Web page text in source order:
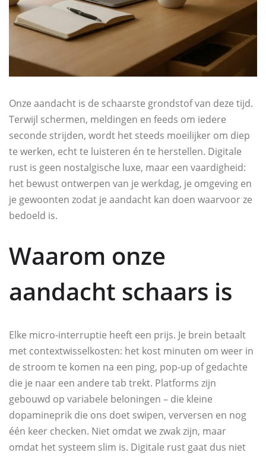
Onze aandacht is de schaarste grondstof van deze tijd.
Terwijl schermen, meldingen en feeds om iedere
seconde strijden, wordt het steeds moeilijker om diep
te werken, echt te luisteren én te herstellen. Digitale
rust is geen nostalgische luxe, maar een vaardigheid:
het bewust ontwerpen van je werkdag, je omgeving en
je gewoonten zodat je aandacht kan doen waarvoor ze
bedoeld is.
Waarom onze
aandacht schaars is
Elke micro-interruptie heeft een prijs. Je brein betaalt
met contextwisselkosten: het kost minuten om weer in
de stroom te komen na een ping, pop-up of gedachte
die je naar een andere tab trekt. Platforms zijn
gebouwd op variabele beloningen – die kleine
dopamineprik die ons doet swipen, verversen en nog
één keer checken. Niet omdat we zwak zijn, maar
omdat het systeem slim is. Digitale rust gaat dus niet